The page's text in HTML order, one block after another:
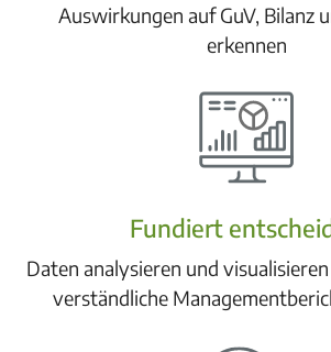
Auswirkungen auf GuV, Bilanz
erkennen
Fundiert
Daten analysieren und
verständliche